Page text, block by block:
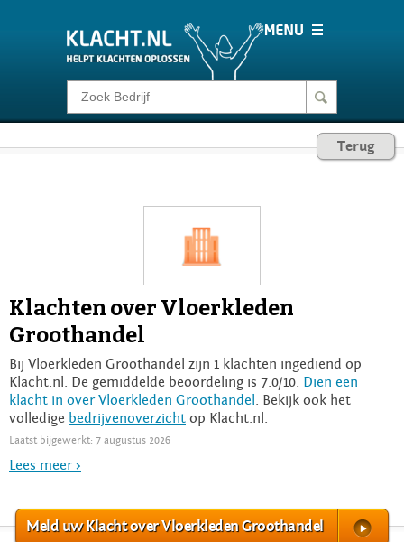
Klacht melden
Login
Terug
Klachten over Vloerkleden
Groothandel
Bij Vloerkleden Groothandel zijn 1 klachten ingediend op
Klacht.nl. De gemiddelde beoordeling is 7.0/10. Dien een
klacht in over Vloerkleden Groothandel
. Bekijk ook het
volledige bedrijvenoverzicht op Klacht.nl.
Laatst bijgewerkt: 7 augustus 2026
Lees meer >
Meld uw Klacht over Vloerkleden Groothandel